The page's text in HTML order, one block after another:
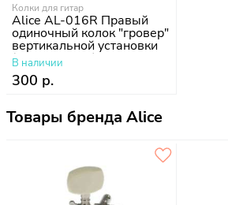
Колки для гитар
Alice AL-016R Правый
одиночный колок "гровер"
вертикальной установки
(для акустики)
хромированный
В наличии
300 р.
Товары бренда Alice